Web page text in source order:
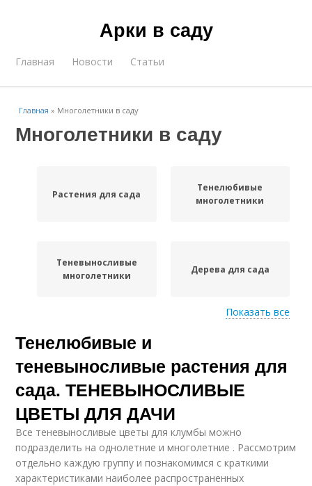
Арки в саду
Главная Новости Статьи
Главная » Многолетники в саду
Многолетники в саду
Растения для сада
Тенелюбивые
многолетники
Теневыносливые
многолетники
Дерева для сада
Цвета для сада
Показать все
Тенелюбивые и
теневыносливые растения для
сада. ТЕНЕВЫНОСЛИВЫЕ
ЦВЕТЫ ДЛЯ ДАЧИ
Все теневыносливые цветы для клумбы можно
подразделить на однолетние и многолетние . Рассмотрим
отдельно каждую группу и познакомимся с краткими
характеристиками наиболее распространенных